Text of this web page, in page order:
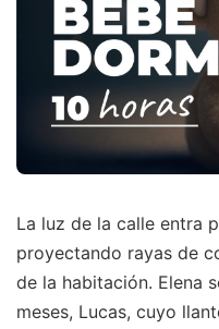
La luz de la calle entra
proyectando rayas de
de la habitación. Elena
meses, Lucas, cuyo